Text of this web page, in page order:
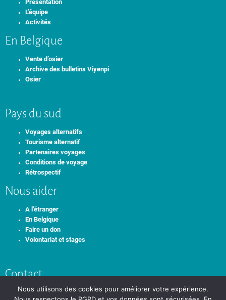
Présentation
L’équipe
Activités
En Belgique
Vente d’osier
Archive des bulletins Viyenpi
Osier
Pays du sud
Voyages alternatifs
Tourisme alternatif
Partenaires voyages
Conditions de voyage
Rétrospectif
Nous aider
A l’étranger
En Belgique
Faire un don
Volontariat et stages
Contact
+32 0492 61 32 07 info@idamind.org
Nous utilisons des cookies pour améliorer votre expérience.